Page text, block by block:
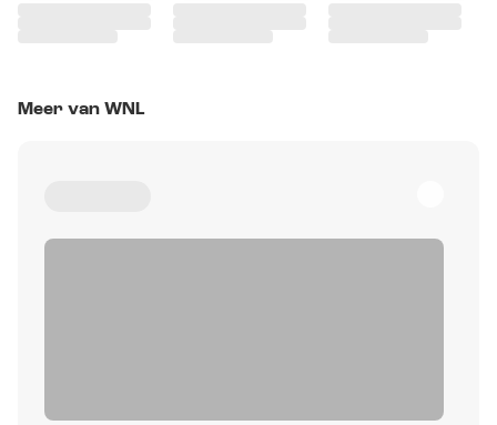
Meer van WNL